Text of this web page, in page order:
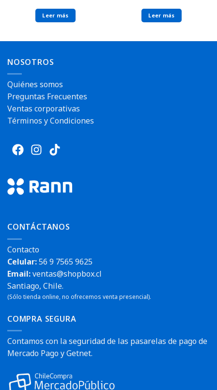
Leer más Leer más
NOSOTROS
Quiénes somos
Preguntas Frecuentes
Ventas corporativas
Términos y Condiciones
CONTÁCTANOS
Contacto
Celular:56 9 7565 9625
Email:ventas@shopbox.cl
Santiago, Chile.
(Sólo tienda online, no ofrecemos venta presencial).
COMPRA SEGURA
Contamos con la seguridad de las pasarelas de pago de
Mercado Pago y Getnet.